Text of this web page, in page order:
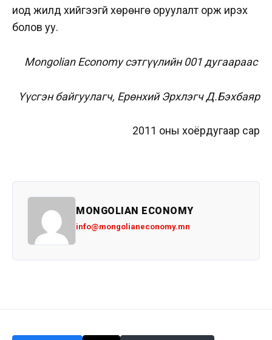
иод жилд хийгээгүй хөрөнгө оруулалт орж ирэх
болов уу.
Mongolian Economy сэтгүүлийн 001 дугаараас
Үүсгэн байгуулагч, Ерөнхий Эрхлэгч Д.Бэхбаяр
2011 оны хоёрдугаар сар
MONGOLIAN ECONOMY
info@mongolianeconomy.mn